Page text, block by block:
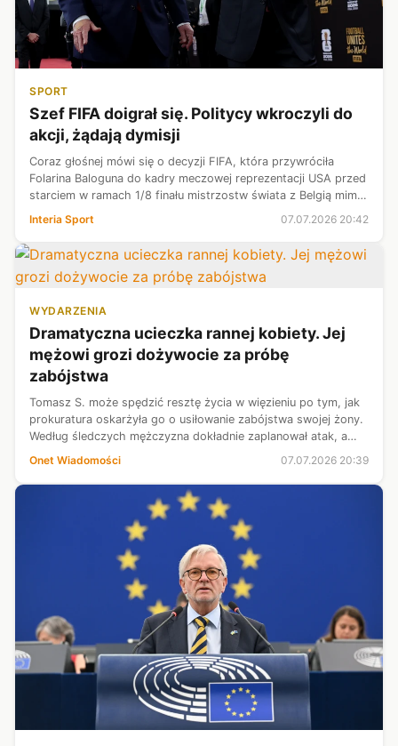
SPORT
Szef FIFA doigrał się. Politycy wkroczyli do
akcji, żądają dymisji
Coraz głośnej mówi się o decyzji FIFA, która przywróciła
Folarina Baloguna do kadry meczowej reprezentacji USA przed
starciem w ramach 1/8 finału mistrzostw świata z Belgią mimo
wkroczyl...
Interia Sport 07.07.2026 20:42
WYDARZENIA
Dramatyczna ucieczka rannej kobiety. Jej
mężowi grozi dożywocie za próbę
zabójstwa
Tomasz S. może spędzić resztę życia w więzieniu po tym, jak
prokuratura oskarżyła go o usiłowanie zabójstwa swojej żony.
Według śledczych mężczyzna dokładnie zaplanował atak, a
rannej kobiecie udało się uciec z samochodu.
Onet Wiadomości 07.07.2026 20:39